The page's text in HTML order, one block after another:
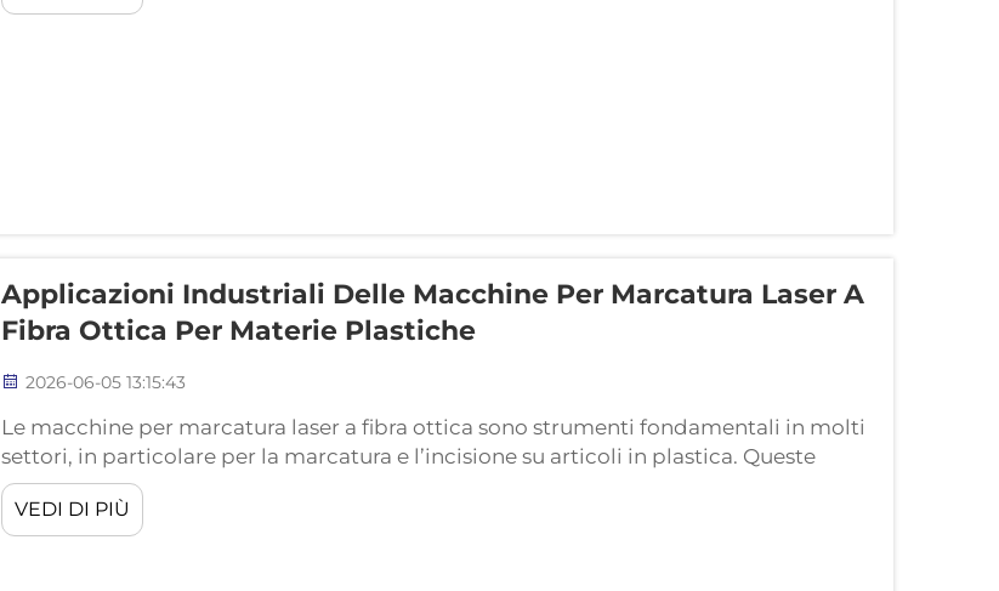
bassa, il laser potrebbe non riuscire a marcare...
Applicazioni Industriali Delle Macchine Per Marcatura Laser A
Fibra Ottica Per Materie Plastiche
2026-06-05 13:15:43
Le macchine per marcatura laser a fibra ottica sono strumenti fondamentali in molti
settori, in particolare per la marcatura e l’incisione su articoli in plastica. Queste
macchine utilizzano laser per creare segni permanenti sui materiali plastici. Ciò
risulta utile per l’etichettatura, il branding o pro...
VEDI DI PIÙ